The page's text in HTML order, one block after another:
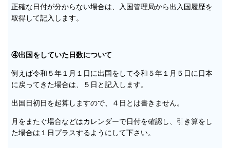
正確な日付が分からない場合は、入国管理局から出入国履歴を
取得して記入します。
④出国をしていた日数について
例えば令和５年１月１日に出国をして令和５年１月５日に日本
に戻ってきた場合は、５日と記入します。
出国日初日を起算しますので、４日とは書きません。
月をまたぐ場合などはカレンダーで日付を確認し、引き算をし
た場合は１日プラスするようにして下さい。